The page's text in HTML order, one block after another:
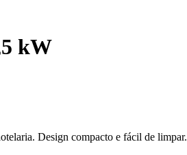
kW
Design compacto e fácil de limpar.